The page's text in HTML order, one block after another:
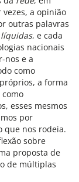
a opinião
outras palavras
, e cada
nacionais
nos e a
como
a forma
esses mesmos
por
que nos rodeia.
sobre
proposta de
de múltiplas